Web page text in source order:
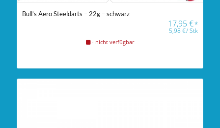
Bull’s Aero Steeldarts – 22g – schwarz
17,95€*
5,98€/Stk
- nicht verfügbar